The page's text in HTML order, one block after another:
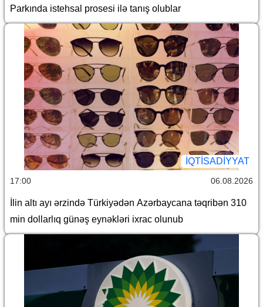
Parkında istehsal prosesi ilə tanış olublar
İQTİSADİYYAT
17:00 06.08.2026
İlin altı ayı ərzində Türkiyədən Azərbaycana təqribən 310
min dollarlıq günəş eynəkləri ixrac olunub